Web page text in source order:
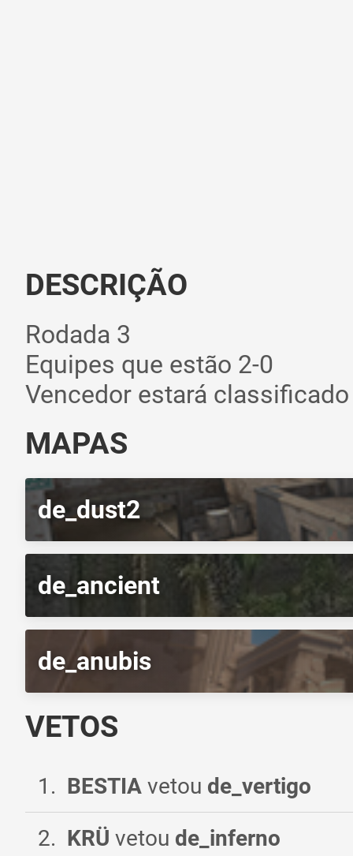
DESCRIÇÃO
Rodada 3
Equipes que estão 2-0
Vencedor estará
MAPAS
de_dust2
de_ancient
de_anubis
VETOS
1 . BESTIA vetou de_vertigo
2. KRÜ vetou de_inferno